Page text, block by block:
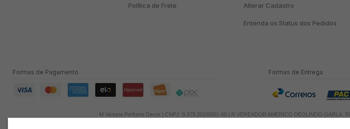
Política de Frete Alterar Cadastro
Entenda os Status dos Pedidos
Formas de Pagamento Formas de Entrega
M Victoria Perfume Decor | CNPJ: 9.379.202/0001-60 | R VEREADOR AMERICO DEOLINDO GARLA,